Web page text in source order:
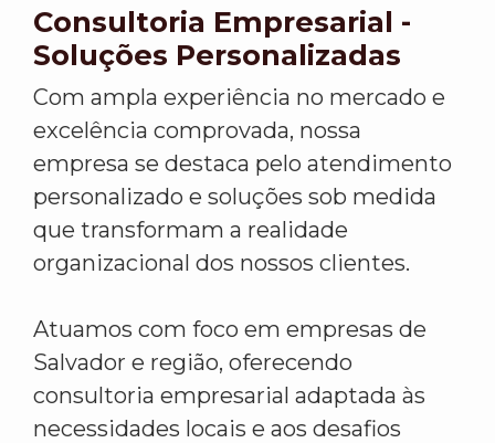
Consultoria Empresarial -
Soluções Personalizadas
Com ampla experiência no mercado e
excelência comprovada, nossa
empresa se destaca pelo atendimento
personalizado e soluções sob medida
que transformam a realidade
organizacional dos nossos clientes.
Atuamos com foco em empresas de
Salvador e região, oferecendo
consultoria empresarial adaptada às
necessidades locais e aos desafios